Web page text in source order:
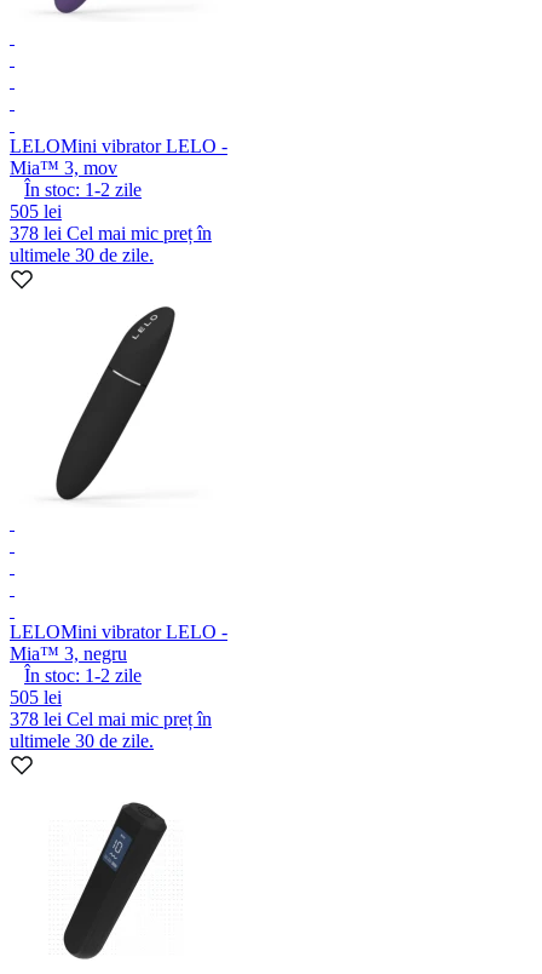
LELOMini vibrator LELO -
Mia™ 3, mov
În stoc: 1-2 zile
505 lei
378 lei Cel mai mic preț în
ultimele 30 de zile.
LELOMini vibrator LELO -
Mia™ 3, negru
În stoc: 1-2 zile
505 lei
378 lei Cel mai mic preț în
ultimele 30 de zile.